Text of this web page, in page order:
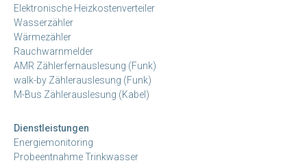
Elektronische Heizkostenverteiler
Wasserzähler
Wärmezähler
Rauchwarnmelder
AMR Zählerfernauslesung (Funk)
walk-by Zählerauslesung (Funk)
M-Bus Zählerauslesung (Kabel)
Dienstleistungen
Energiemonitoring
Probeentnahme Trinkwasser